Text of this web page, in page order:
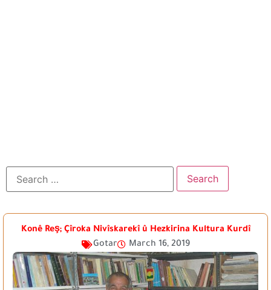
Konê Reş; Çîroka Nivîskarekî û Hezkirina Kultura Kurdî
Gotar
March 16, 2019